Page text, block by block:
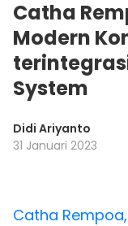
Catha
Modern
System
Didi Ariyanto
31 Januari 2023
Catha